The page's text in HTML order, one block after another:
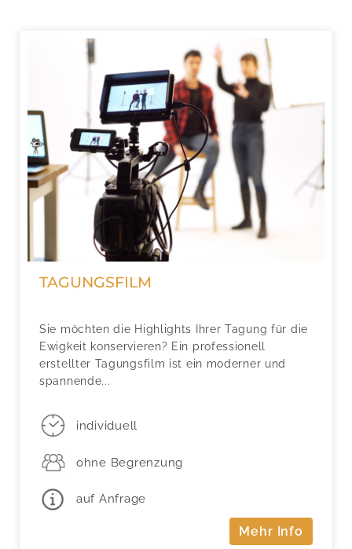
TAGUNGSFILM
Sie möchten die Highlights Ihrer Tagung für die
Ewigkeit konservieren? Ein professionell
erstellter Tagungsfilm ist ein moderner und
spannende...
individuell
ohne Begrenzung
auf Anfrage
Mehr Info